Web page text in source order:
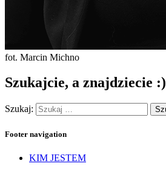
fot. Marcin Michno
Szukajcie, a znajdziecie :)
Szukaj:
Footer navigation
KIM JESTEM